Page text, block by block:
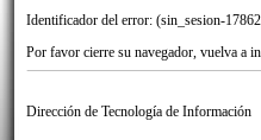
Identificador del error: (sin_sesion-
Por favor cierre su navegador, vuelva a
Dirección de Tecnología de Información